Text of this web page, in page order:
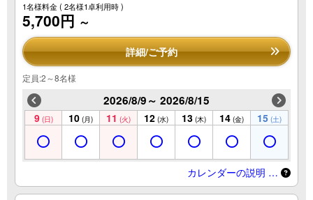
1名様料金( 2名様1卓利用時 )
5,700円 ～
詳細/ご予約
定員:2～8名様
2026/8/9～ 2026/8/15
9 (日) 10 (月) 11 (火) 12 (水) 13 (木) 14 (金) 15 (土)
カレンダーの説明 …